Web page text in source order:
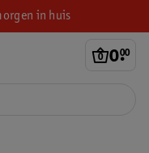
in huis
0.
00